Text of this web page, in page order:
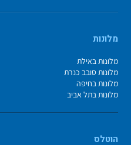
מלונות
מלונות באילת
מלונות סובב כנרת
מלונות בחיפה
מלונות בתל אביב
הוטלס